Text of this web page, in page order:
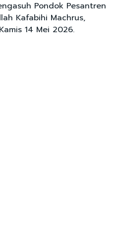
Pondok Pesantren
Kafabihi Machrus,
14 Mei 2026.